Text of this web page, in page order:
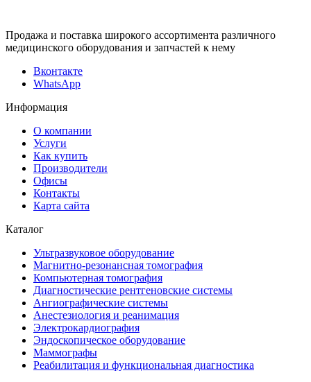
Продажа и поставка широкого ассортимента различного
медицинского оборудования и запчастей к нему
Вконтакте
WhatsApp
Информация
О компании
Услуги
Как купить
Производители
Офисы
Контакты
Карта сайта
Каталог
Ультразвуковое оборудование
Магнитно-резонансная томография
Компьютерная томография
Диагностические рентгеновские системы
Ангиографические системы
Анестезиология и реанимация
Электрокардиография
Эндоскопическое оборудование
Маммографы
Реабилитация и функциональная диагностика